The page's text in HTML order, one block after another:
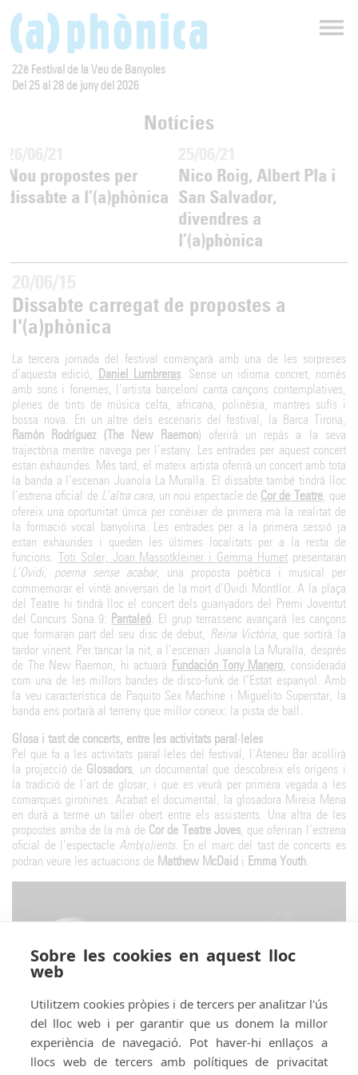
22è Festival de la Veu de Banyoles
Del 25 al 28 de juny del 2026
Notícies
Nou propostes per
dissabte a l’(a)phònica
Nico Roig, Albert Pla i
San Salvador,
divendres a
l’(a)phònica
Dissabte carregat de propostes a
l'(a)phònica
La tercera jornada del festival començarà amb una de les sorpreses
d’aquesta edició, Daniel Lumbreras. Sense un idioma concret, només
amb sons i fonemes, l’artista barceloní canta cançons contemplatives,
plenes de tints de música celta, africana, polinèsia, mantres sufís i
bossa nova. En un altre dels escenaris del festival, la Barca Tirona,
Ramón Rodríguez (The New Raemon) oferirà un repàs a la seva
trajectòria mentre navega per l’estany. Les entrades per aquest concert
estan exhaurides. Més tard, el mateix artista oferirà un concert amb tota
la banda a l’escenari Juanola La Muralla. El dissabte també tindrà lloc
l’estrena oficial de L’altra cara, un nou espectacle de Cor de Teatre, que
ofereix una oportunitat única per conèixer de primera mà la realitat de
la formació vocal banyolina. Les entrades per a la primera sessió ja
estan exhaurides i queden les últimes localitats per a la resta de
funcions.Toti Soler, Joan Massotkleiner i Gemma Humetpresentaran
L’Ovidi, poema sense acabar, una proposta poètica i musical per
commemorar el vintè aniversari de la mort d’Ovidi Montllor. A la plaça
del Teatre hi tindrà lloc el concert dels guanyadors del Premi Joventut
del Concurs Sona 9: Pantaleó. El grup terrassenc avançarà les cançons
que formaran part del seu disc de debut, Reina Victòria, que sortirà la
tardor vinent. Per tancar la nit, a l’escenari Juanola La Muralla, després
de The New Raemon, hi actuarà Fundación Tony Manero, considerada
com una de les millors bandes de disco-funk de l’Estat espanyol. Amb
la veu característica de Paquito Sex Machine i Miguelito Superstar, la
banda ens portarà al terreny que millor coneix: la pista de ball.
Glosa i tast de concerts, entre les activitats paral·leles
Pel que fa a les activitats paral·leles del festival, l’Ateneu Bar acollirà
la projecció de Glosadors, un documental que descobreix els orígens i
la tradició de l’art de glosar, i que es veurà per primera vegada a les
comarques gironines. Acabat el documental, la glosadora Mireia Mena
en durà a terme un taller obert entre els assistents. Una altra de les
propostes arriba de la mà de Cor de Teatre Joves, que oferiran l’estrena
oficial de l’espectacleAmb(o)ients. En el marc del tast de concerts es
podran veure les actuacions de Matthew McDaid i Emma Youth.
Sobre les cookies en aquest lloc
web
Utilitzem cookies pròpies i de tercers per analitzar l'ús
del lloc web i per garantir que us donem la millor
experiència de navegació. Pot haver-hi enllaços a
llocs web de tercers amb polítiques de privacitat